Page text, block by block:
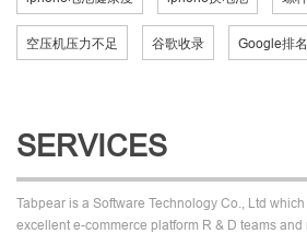
空压机压力不足 谷歌收录 Google排名
SERVICES
Tabpear is a Software Technology Co., Ltd
excellent e-commerce platform R & D teams